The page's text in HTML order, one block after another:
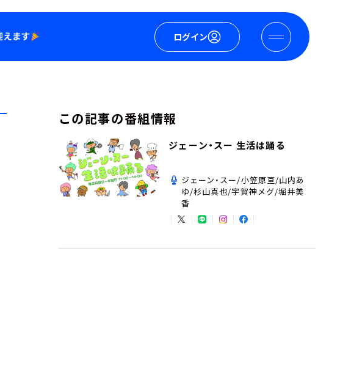
ログイン
この記事の番組情報
ジェーン・スー 生活は踊る
ジェーン・スー/小笠原亘/山内あ
ゆ/杉山真也/宇賀神メグ/堀井美
香